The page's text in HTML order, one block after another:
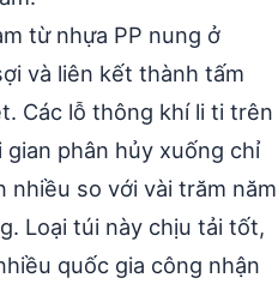
từ nhựa PP nung ở
và liên kết thành tấm
Các lỗ thông khí li ti trên
phân hủy xuống chỉ
so với vài trăm năm
Loại túi này chịu tải tốt,
quốc gia công nhận